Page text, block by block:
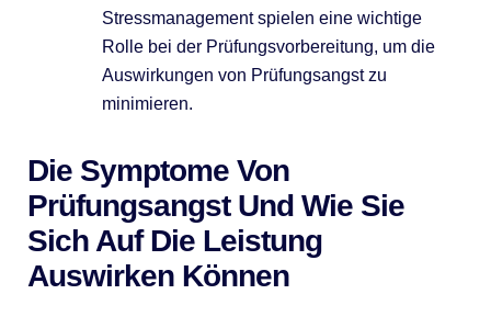
Stressmanagement spielen eine wichtige
Rolle bei der Prüfungsvorbereitung, um die
Auswirkungen von Prüfungsangst zu
minimieren.
Die Symptome Von
Prüfungsangst Und Wie Sie
Sich Auf Die Leistung
Auswirken Können